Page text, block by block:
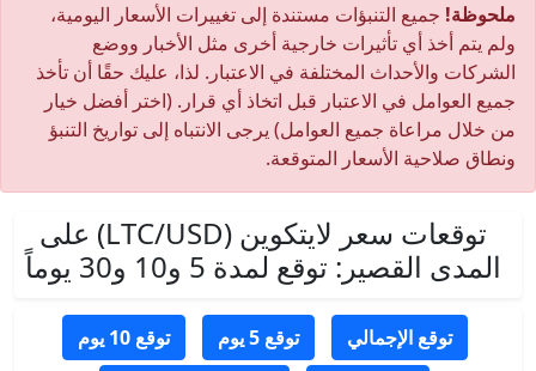
ملحوظة! جميع التنبؤات مستندة إلى تغييرات الأسعار اليومية،
ولم يتم أخذ أي تأثيرات خارجية أخرى مثل الأخبار ووضع
الشركات والأحداث المختلفة في الاعتبار. لذا، عليك حقًا أن تأخذ
جميع العوامل في الاعتبار قبل اتخاذ أي قرار. (اختر أفضل خيار
من خلال مراعاة جميع العوامل) يرجى الانتباه إلى تواريخ التنبؤ
ونطاق صلاحية الأسعار المتوقعة.
توقعات سعر لايتكوين (LTC/USD) على
المدى القصير: توقع لمدة 5 و10 و30 يوماً
توقع الإجمالي توقع 5 يوم
توقع 10 يوم